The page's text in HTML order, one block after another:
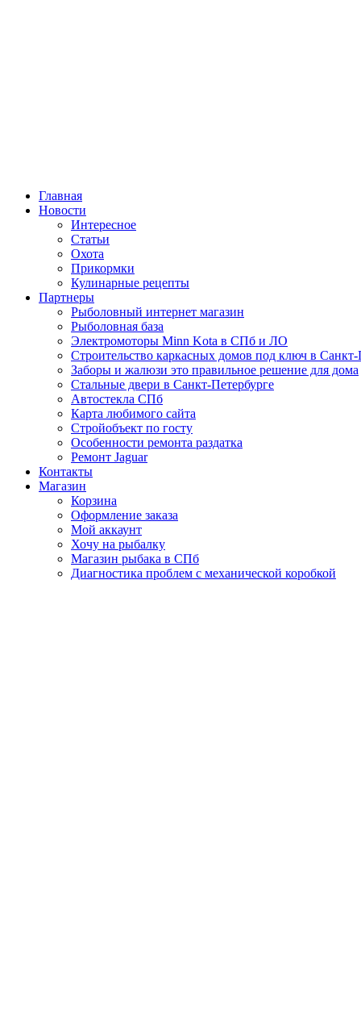
Главная
Новости
Интересное
Статьи
Охота
Прикормки
Кулинарные рецепты
Партнеры
Рыболовный интернет магазин
Рыболовная база
Электромоторы Minn Kota в СПб и ЛО
Строительство каркасных домов под ключ в Санкт-
Заборы и жалюзи это правильное решение для дома
Стальные двери в Санкт-Петербурге
Автостекла СПб
Карта любимого сайта
Стройобъект по госту
Особенности ремонта раздатка
Ремонт Jaguar
Контакты
Магазин
Корзина
Оформление заказа
Мой аккаунт
Хочу на рыбалку
Магазин рыбака в СПб
Диагностика проблем с механической коробкой